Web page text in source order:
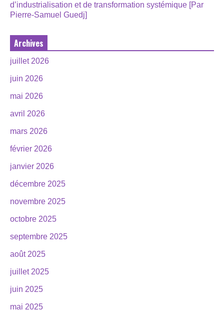
d’industrialisation et de transformation systémique [Par
Pierre-Samuel Guedj]
Archives
juillet 2026
juin 2026
mai 2026
avril 2026
mars 2026
février 2026
janvier 2026
décembre 2025
novembre 2025
octobre 2025
septembre 2025
août 2025
juillet 2025
juin 2025
mai 2025